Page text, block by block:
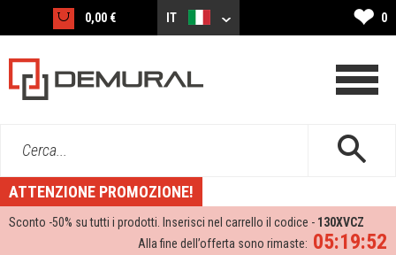
0,00 € IT ❤ 0
Cerca...
ATTENZIONE PROMOZIONE!
Sconto -50% su tutti i prodotti. Inserisci nel carrello il codice - 130XVCZ
05:19:51
Alla fine dell’offerta sono rimaste: